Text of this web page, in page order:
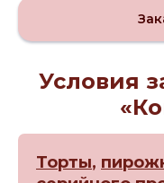
Условия
Торты,